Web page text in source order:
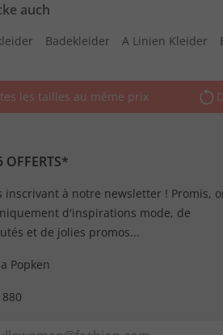
auch
Badekleider A Linien Kleider
les tailles au même prix
OFFERTS*
inscrivant à notre newsletter ! Promis,
d'inspirations mode, de
et de jolies promos...
Popken